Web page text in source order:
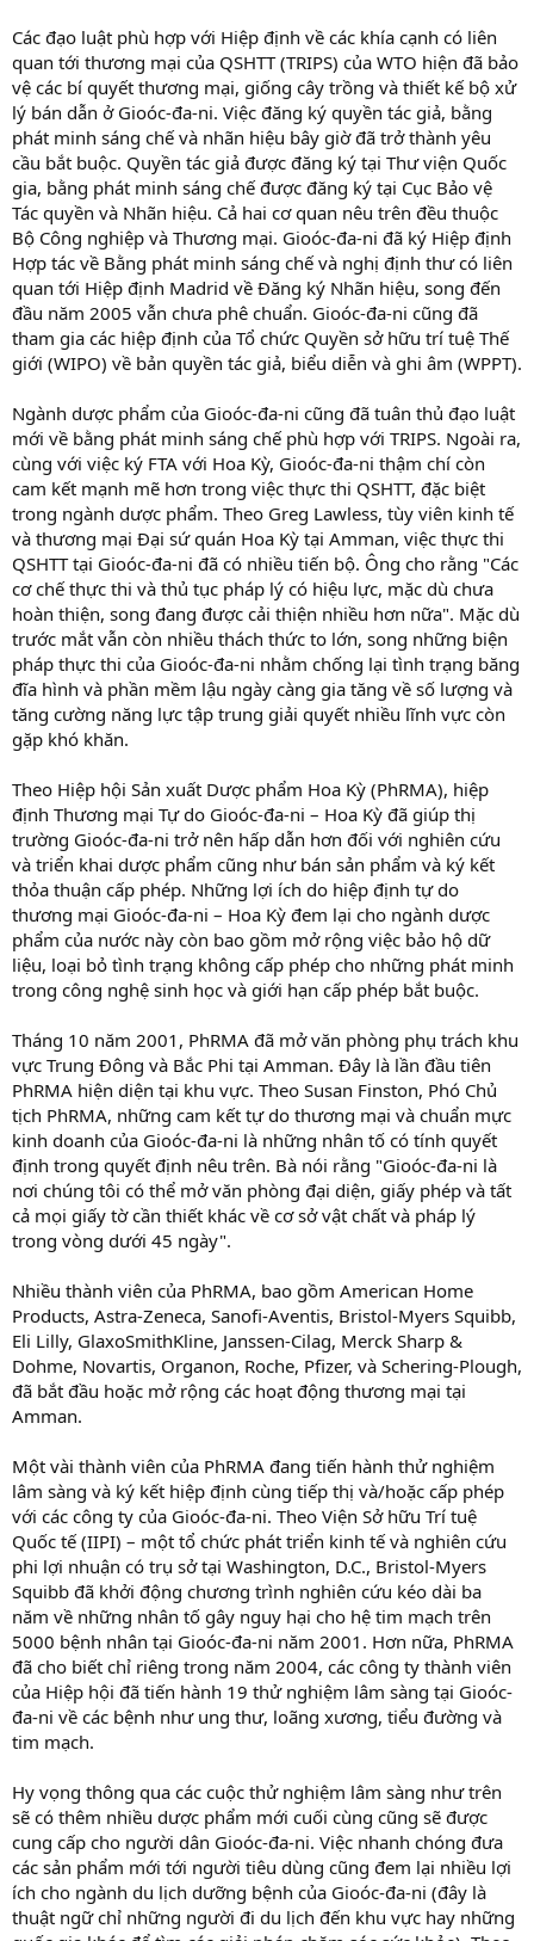
Các đạo luật phù hợp với Hiệp định về các khía cạnh có liên
quan tới thương mại của QSHTT (TRIPS) của WTO hiện đã bảo
vệ các bí quyết thương mại, giống cây trồng và thiết kế bộ xử
lý bán dẫn ở Gioóc-đa-ni. Việc đăng ký quyền tác giả, bằng
phát minh sáng chế và nhãn hiệu bây giờ đã trở thành yêu
cầu bắt buộc. Quyền tác giả được đăng ký tại Thư viện Quốc
gia, bằng phát minh sáng chế được đăng ký tại Cục Bảo vệ
Tác quyền và Nhãn hiệu. Cả hai cơ quan nêu trên đều thuộc
Bộ Công nghiệp và Thương mại. Gioóc-đa-ni đã ký Hiệp định
Hợp tác về Bằng phát minh sáng chế và nghị định thư có liên
quan tới Hiệp định Madrid về Đăng ký Nhãn hiệu, song đến
đầu năm 2005 vẫn chưa phê chuẩn. Gioóc-đa-ni cũng đã
tham gia các hiệp định của Tổ chức Quyền sở hữu trí tuệ Thế
giới (WIPO) về bản quyền tác giả, biểu diễn và ghi âm (WPPT).
Ngành dược phẩm của Gioóc-đa-ni cũng đã tuân thủ đạo luật
mới về bằng phát minh sáng chế phù hợp với TRIPS. Ngoài ra,
cùng với việc ký FTA với Hoa Kỳ, Gioóc-đa-ni thậm chí còn
cam kết mạnh mẽ hơn trong việc thực thi QSHTT, đặc biệt
trong ngành dược phẩm. Theo Greg Lawless, tùy viên kinh tế
và thương mại Đại sứ quán Hoa Kỳ tại Amman, việc thực thi
QSHTT tại Gioóc-đa-ni đã có nhiều tiến bộ. Ông cho rằng "Các
cơ chế thực thi và thủ tục pháp lý có hiệu lực, mặc dù chưa
hoàn thiện, song đang được cải thiện nhiều hơn nữa". Mặc dù
trước mắt vẫn còn nhiều thách thức to lớn, song những biện
pháp thực thi của Gioóc-đa-ni nhằm chống lại tình trạng băng
đĩa hình và phần mềm lậu ngày càng gia tăng về số lượng và
tăng cường năng lực tập trung giải quyết nhiều lĩnh vực còn
gặp khó khăn.
Theo Hiệp hội Sản xuất Dược phẩm Hoa Kỳ (PhRMA), hiệp
định Thương mại Tự do Gioóc-đa-ni – Hoa Kỳ đã giúp thị
trường Gioóc-đa-ni trở nên hấp dẫn hơn đối với nghiên cứu
và triển khai dược phẩm cũng như bán sản phẩm và ký kết
thỏa thuận cấp phép. Những lợi ích do hiệp định tự do
thương mại Gioóc-đa-ni – Hoa Kỳ đem lại cho ngành dược
phẩm của nước này còn bao gồm mở rộng việc bảo hộ dữ
liệu, loại bỏ tình trạng không cấp phép cho những phát minh
trong công nghệ sinh học và giới hạn cấp phép bắt buộc.
Tháng 10 năm 2001, PhRMA đã mở văn phòng phụ trách khu
vực Trung Đông và Bắc Phi tại Amman. Đây là lần đầu tiên
PhRMA hiện diện tại khu vực. Theo Susan Finston, Phó Chủ
tịch PhRMA, những cam kết tự do thương mại và chuẩn mực
kinh doanh của Gioóc-đa-ni là những nhân tố có tính quyết
định trong quyết định nêu trên. Bà nói rằng "Gioóc-đa-ni là
nơi chúng tôi có thể mở văn phòng đại diện, giấy phép và tất
cả mọi giấy tờ cần thiết khác về cơ sở vật chất và pháp lý
trong vòng dưới 45 ngày".
Nhiều thành viên của PhRMA, bao gồm American Home
Products, Astra-Zeneca, Sanofi-Aventis, Bristol-Myers Squibb,
Eli Lilly, GlaxoSmithKline, Janssen-Cilag, Merck Sharp &
Dohme, Novartis, Organon, Roche, Pfizer, và Schering-Plough,
đã bắt đầu hoặc mở rộng các hoạt động thương mại tại
Amman.
Một vài thành viên của PhRMA đang tiến hành thử nghiệm
lâm sàng và ký kết hiệp định cùng tiếp thị và/hoặc cấp phép
với các công ty của Gioóc-đa-ni. Theo Viện Sở hữu Trí tuệ
Quốc tế (IIPI) – một tổ chức phát triển kinh tế và nghiên cứu
phi lợi nhuận có trụ sở tại Washington, D.C., Bristol-Myers
Squibb đã khởi động chương trình nghiên cứu kéo dài ba
năm về những nhân tố gây nguy hại cho hệ tim mạch trên
5000 bệnh nhân tại Gioóc-đa-ni năm 2001. Hơn nữa, PhRMA
đã cho biết chỉ riêng trong năm 2004, các công ty thành viên
của Hiệp hội đã tiến hành 19 thử nghiệm lâm sàng tại Gioóc-
đa-ni về các bệnh như ung thư, loãng xương, tiểu đường và
tim mạch.
Hy vọng thông qua các cuộc thử nghiệm lâm sàng như trên
sẽ có thêm nhiều dược phẩm mới cuối cùng cũng sẽ được
cung cấp cho người dân Gioóc-đa-ni. Việc nhanh chóng đưa
các sản phẩm mới tới người tiêu dùng cũng đem lại nhiều lợi
ích cho ngành du lịch dưỡng bệnh của Gioóc-đa-ni (đây là
thuật ngữ chỉ những người đi du lịch đến khu vực hay những